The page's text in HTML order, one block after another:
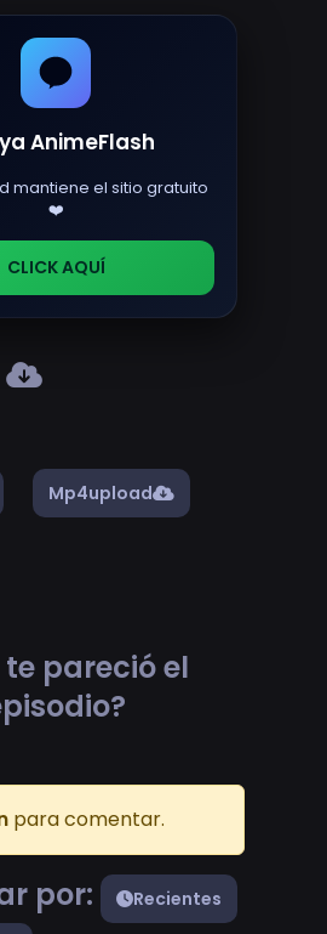
AnimeFlash
mantiene el sitio gratuito
❤️
CLICK AQUÍ
Mp4upload
te pareció el
para comentar.
por:
Recientes